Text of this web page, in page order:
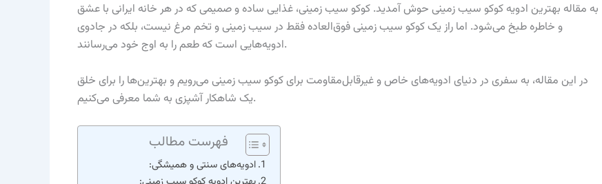
به مقاله بهترین ادویه کوکو سیب زمینی حوش آمدید. کوکو سیب زمینی، غذایی ساده و صمیمی که در هر خانه ایرانی با عشق
و خاطره طبخ می‌شود. اما راز یک کوکو سیب زمینی فوق‌العاده فقط در سیب زمینی و تخم مرغ نیست، بلکه در جادوی
ادویه‌هایی است که طعم را به اوج خود می‌رسانند.
در این مقاله، به سفری در دنیای ادویه‌های خاص و غیرقابل‌مقاومت برای کوکو سیب زمینی می‌رویم و بهترین‌ها را برای خلق
یک شاهکار آشپزی به شما معرفی می‌کنیم.
فهرست مطالب
ادویه‌های سنتی و همیشگی: